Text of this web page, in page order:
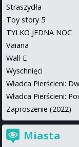
Straszydła
Toy story 5
TYLKO JEDNA NOC
Vaiana
Wall-E
Wyschnięci
Władca Pierścieni:
Władca Pierścieni:
Zaproszenie (2022)
Miasta